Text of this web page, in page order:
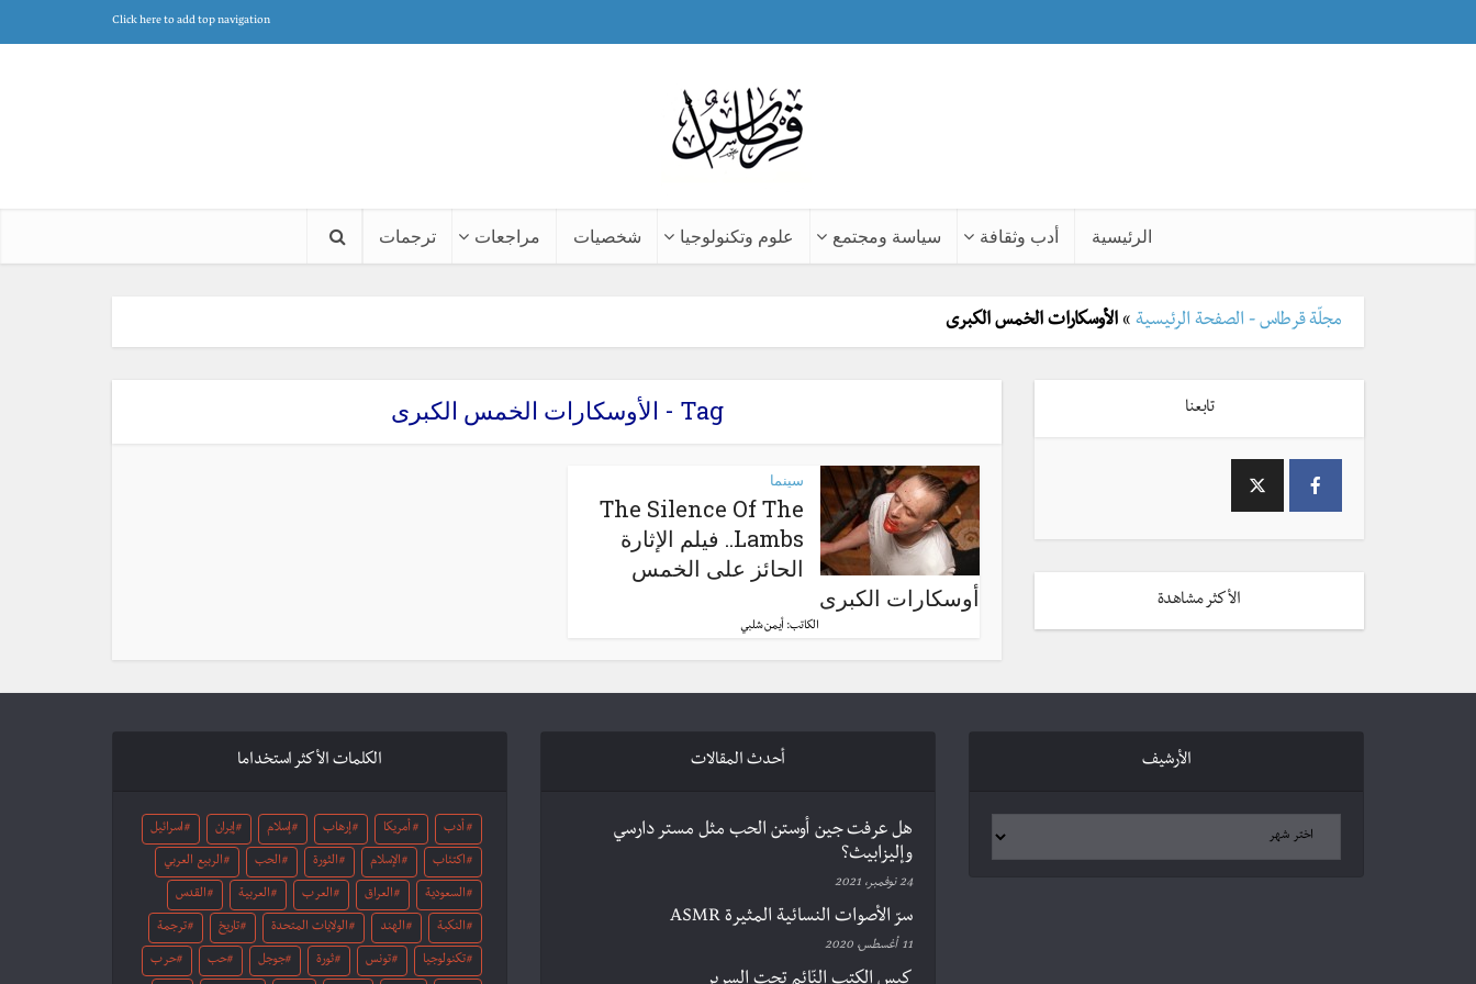
Click here to add top navigation
الرئيسية أدب وثقافة سياسة ومجتمع علوم وتكنولوجيا شخصيات مراجعات ترجمات
مجلّة قرطاس - الصفحة الرئيسية » الأوسكارات الخمس الكبرى
Tag - الأوسكارات الخمس الكبرى
سينما
The Silence Of The
Lambs.. فيلم الإثارة
الحائز على الخمس
أوسكارات الكبرى
الكاتب: أيمن شلبي
تابعنا
الأكثر مشاهدة
الكلمات الأكثر استخداما
أدب أمريكا إرهاب إسلام إيران اسرائيل
اكتئاب الإسلام الثورة الحب الربيع العربي
السعودية العراق العرب العربية القدس
النكبة الهند الولايات المتحدة تاريخ ترجمة
تكنولوجيا تونس ثورة جوجل حب حرب
أحدث المقالات
هل عرفت جين أوستن الحب مثل مستر دارسي
وإليزابيث؟
24 نوفمبر، 2021
سرّ الأصوات النسائية المثيرة ASMR
11 أغسطس، 2020
الأرشيف